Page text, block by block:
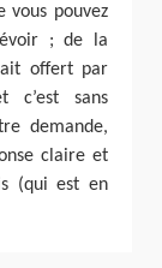
vous pouvez
; de la
ait offert par
c’est sans
demande,
claire et
(qui est en